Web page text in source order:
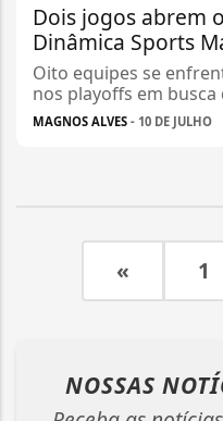
Dois jogos abrem
Dinâmica Sports
Oito equipes se
nos playoffs em busca
MAGNOS ALVES - 10 DE JULHO
« 1
NOSSAS